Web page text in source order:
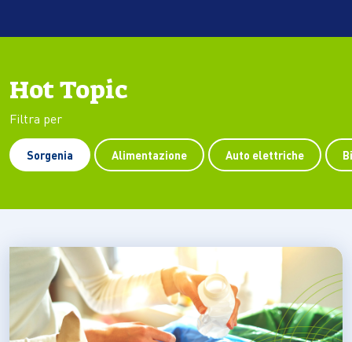
Hot Topic
Filtra per
Sorgenia Alimentazione Auto elettriche